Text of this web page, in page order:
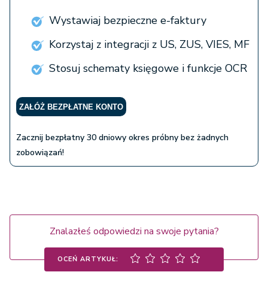
Wystawiaj bezpieczne e-faktury
Korzystaj z integracji z US, ZUS, VIES, MF
Stosuj schematy księgowe i funkcje OCR
ZAŁÓŻ BEZPŁATNE KONTO
Zacznij bezpłatny 30 dniowy okres próbny bez żadnych
zobowiązań!
Znalazłeś odpowiedzi na swoje pytania?
OCEŃ ARTYKUŁ: